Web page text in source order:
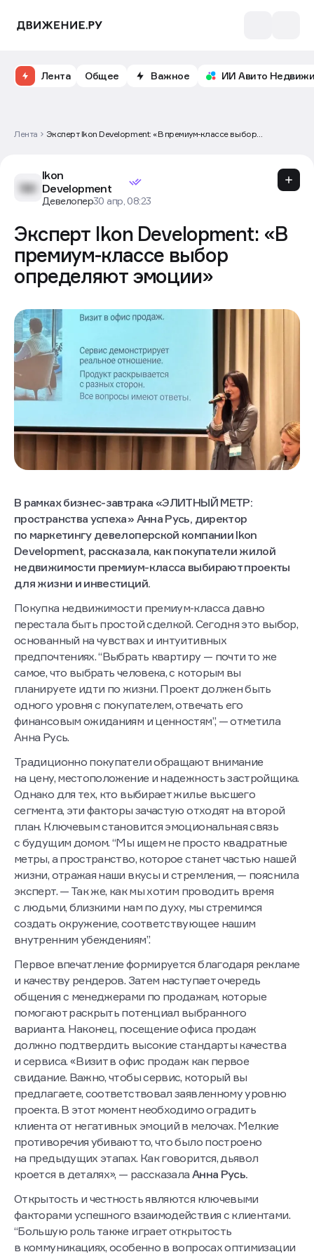
Лента Общее Важное ИИ Авито
Лента
Эксперт Ikon Development: «В премиум-классе выбор
Ikon
Development
Девелопер30 апр, 08:23
Эксперт Ikon Development: «В
премиум-классе выбор
определяют эмоции»
В рамках бизнес-завтрака «ЭЛИТНЫЙ МЕТР:
пространства успеха» Анна Русь, директор
по маркетингу девелоперской компании Ikon
Development, рассказала, как покупатели жилой
недвижимости премиум-класса выбирают проекты
для жизни и инвестиций.
Покупка недвижимости премиум-класса давно
перестала быть простой сделкой. Сегодня это выбор,
основанный на чувствах и интуитивных
предпочтениях. “Выбрать квартиру — почти то же
самое, что выбрать человека, с которым вы
планируете идти по жизни. Проект должен быть
одного уровня с покупателем, отвечать его
финансовым ожиданиям и ценностям”, — отметила
Анна Русь.
Традиционно покупатели обращают внимание
на цену, местоположение и надежность застройщика.
Однако для тех, кто выбирает жилье высшего
сегмента, эти факторы зачастую отходят на второй
план. Ключевым становится эмоциональная связь
с будущим домом. “Мы ищем не просто квадратные
метры, а пространство, которое станет частью нашей
жизни, отражая наши вкусы и стремления, — пояснила
эксперт. — Так же, как мы хотим проводить время
с людьми, близкими нам по духу, мы стремимся
создать окружение, соответствующее нашим
внутренним убеждениям”.
Первое впечатление формируется благодаря рекламе
и качеству рендеров. Затем наступает очередь
общения с менеджерами по продажам, которые
помогают раскрыть потенциал выбранного
варианта. Наконец, посещение офиса продаж
должно подтвердить высокие стандарты качества
и сервиса. «Визит в офис продаж как первое
свидание. Важно, чтобы сервис, который вы
предлагаете, соответствовал заявленному уровню
проекта. В этот момент необходимо оградить
клиента от негативных эмоций в мелочах. Мелкие
противоречия убивают то, что было построено
на предыдущих этапах. Как говорится, дьявол
кроется в деталях», — рассказала Анна Русь.
Открытость и честность являются ключевыми
факторами успешного взаимодействия с клиентами.
“Большую роль также играет открытость
в коммуникациях, особенно в вопросах оптимизации